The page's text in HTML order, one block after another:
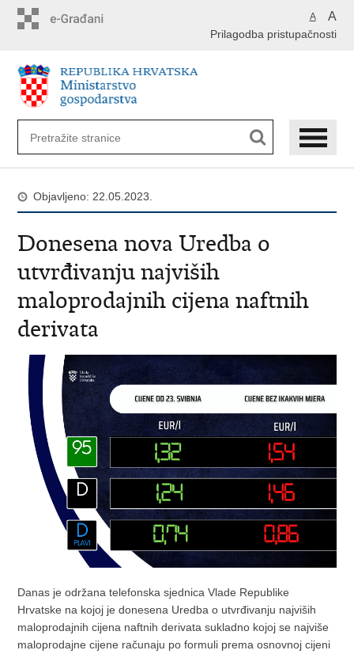
A A
Prilagodba pristupačnosti
Objavljeno: 22.05.2023.
Donesena nova Uredba o
utvrđivanju najviših
maloprodajnih cijena naftnih
derivata
Danas je održana telefonska sjednica Vlade Republike
Hrvatske na kojoj je donesena Uredba o utvrđivanju najviših
maloprodajnih cijena naftnih derivata sukladno kojoj se najviše
maloprodajne cijene računaju po formuli prema osnovnoj cijeni